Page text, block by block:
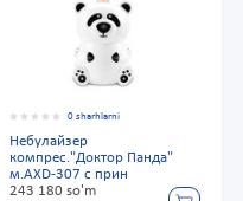
0 sharhlarni
Небулайзер
компрес."Доктор Панда"
м.AXD-307 с прин
243 180 so'm